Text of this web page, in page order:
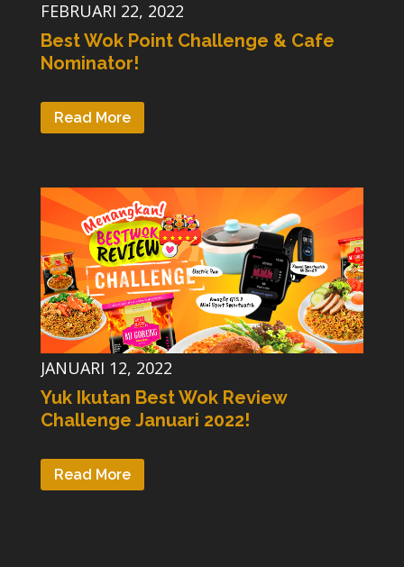
FEBRUARI 22, 2022
Best Wok Point Challenge & Cafe
Nominator!
Read More
JANUARI 12, 2022
Yuk Ikutan Best Wok Review
Challenge Januari 2022!
Read More